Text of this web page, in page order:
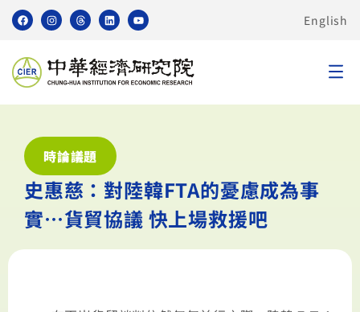
English
時論議題
史惠慈：對陸韓FTA的憂慮成為事
實…貨貿協議 快上場救援吧